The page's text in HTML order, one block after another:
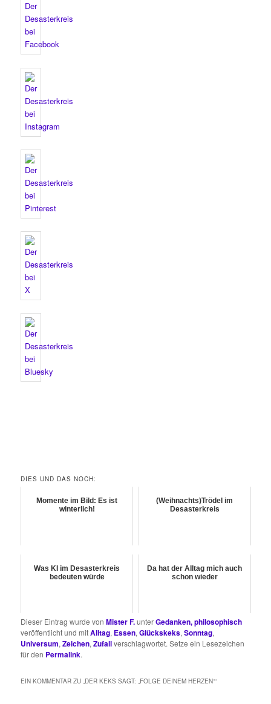
DIES UND DAS NOCH:
Momente im Bild: Es ist
winterlich!
(Weihnachts)Trödel im
Desasterkreis
Was KI im Desasterkreis
bedeuten würde
Da hat der Alltag mich auch
schon wieder
Dieser Eintrag wurde vonMister F.unterGedanken, philosophisch
veröffentlicht und mitAlltag, Essen,Glückskeks,Sonntag,
Universum,Zeichen,Zufallverschlagwortet. Setze ein Lesezeichen
für den Permalink.
EIN KOMMENTAR ZU „ DER KEKS SAGT: „FOLGE DEINEM HERZEN““